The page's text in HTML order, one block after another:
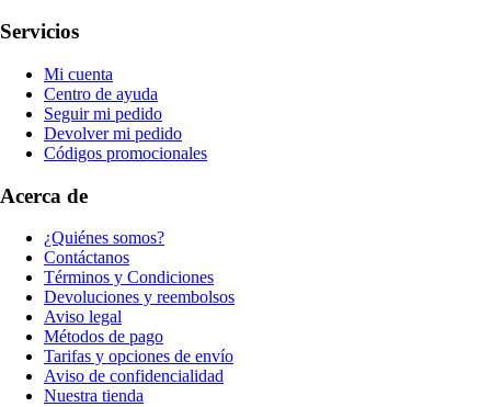
Servicios
Mi cuenta
Centro de ayuda
Seguir mi pedido
Devolver mi pedido
Códigos promocionales
Acerca de
¿Quiénes somos?
Contáctanos
Términos y Condiciones
Devoluciones y reembolsos
Aviso legal
Métodos de pago
Tarifas y opciones de envío
Aviso de confidencialidad
Nuestra tienda